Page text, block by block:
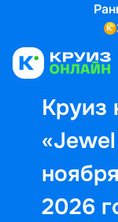
Круиз
2026